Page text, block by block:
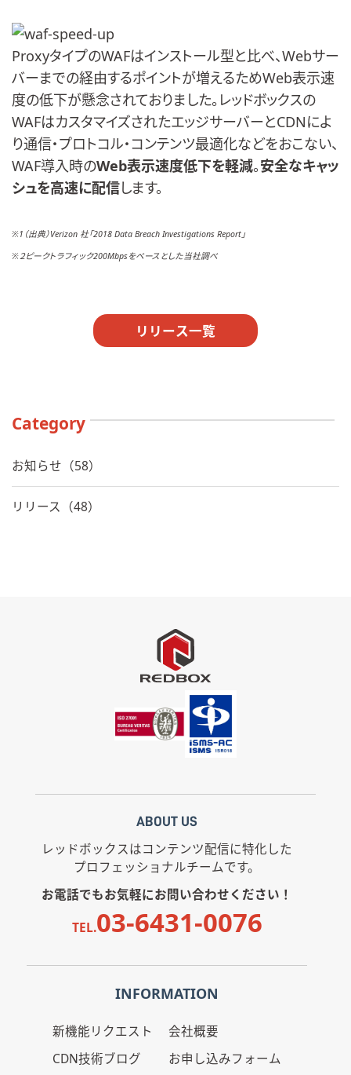
ProxyタイプのWAFはインストール型と比べ、Webサー
バーまでの経由するポイントが増えるためWeb表示速
度の低下が懸念されておりました。レッドボックスの
WAFはカスタマイズされたエッジサーバーとCDNによ
り通信・プロトコル・コンテンツ最適化などをおこない、
WAF導入時のWeb表示速度低下を軽減。安全なキャッ
シュを高速に配信します。
※1（出典）Verizon 社「2018 Data Breach Investigations Report」
※２ピークトラフィック200Mbpsをベースとした当社調べ
リリース一覧
Category
お知らせ（58）
リリース（48）
ABOUT US
レッドボックスはコンテンツ配信に特化した
プロフェッショナルチームです。
お電話でもお気軽にお問い合わせください！
TEL.03-6431-0076
INFORMATION
新機能リクエスト
CDN技術ブログ
会社概要
お申し込みフォーム